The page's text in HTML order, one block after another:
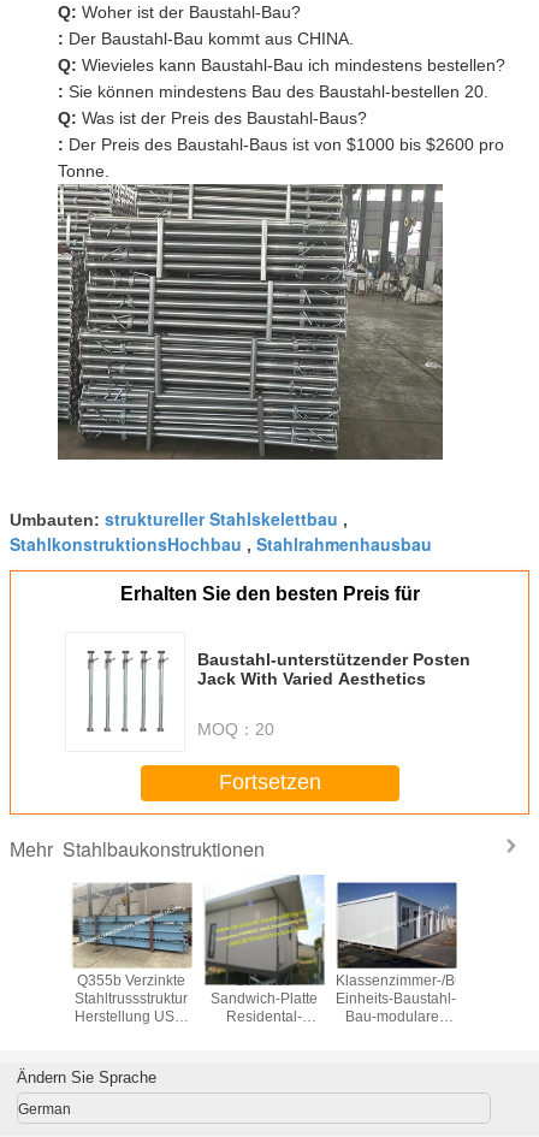
Q: Woher ist der Baustahl-Bau?
: Der Baustahl-Bau kommt aus CHINA.
Q: Wievieles kann Baustahl-Bau ich mindestens bestellen?
: Sie können mindestens Bau des Baustahl-bestellen 20.
Q: Was ist der Preis des Baustahl-Baus?
: Der Preis des Baustahl-Baus ist von $1000 bis $2600 pro
Tonne.
Umbauten: struktureller Stahlskelettbau ,
StahlkonstruktionsHochbau , Stahlrahmenhausbau
Erhalten Sie den besten Preis für
Baustahl-unterstützender Posten
Jack With Varied Aesthetics
MOQ： 20
Fortsetzen
Mehr Stahlbaukonstruktionen
ICFs
Q355b Verzinkte
Stahltrussstruktur
Herstellung USA-
Leichtes
Sandwich-Platte
Residental-
Klassenzimmer-/Büro-
Einheits-Baustahl-
Bau-modulares
Ändern Sie Sprache
German